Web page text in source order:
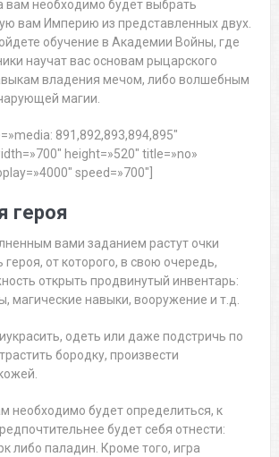
вам необходимо будет выбрать
вам Империю из представленных двух.
обучение в Академии Войны, где
научат вас основам рыцарского
владения мечом, либо волшебным
магии.
891,892,893,894,895″
height=»520″ title=»no»
speed=»700″]
героя
вами заданием растут очки
героя, от которого, в свою очередь,
открыть продвинутый инвентарь:
магические навыки, вооружение и т.д.
одеть или даже подстричь по
бородку, произвести
необходимо будет определиться, к
будет себя отнести:
либо паладин. Кроме того, игра